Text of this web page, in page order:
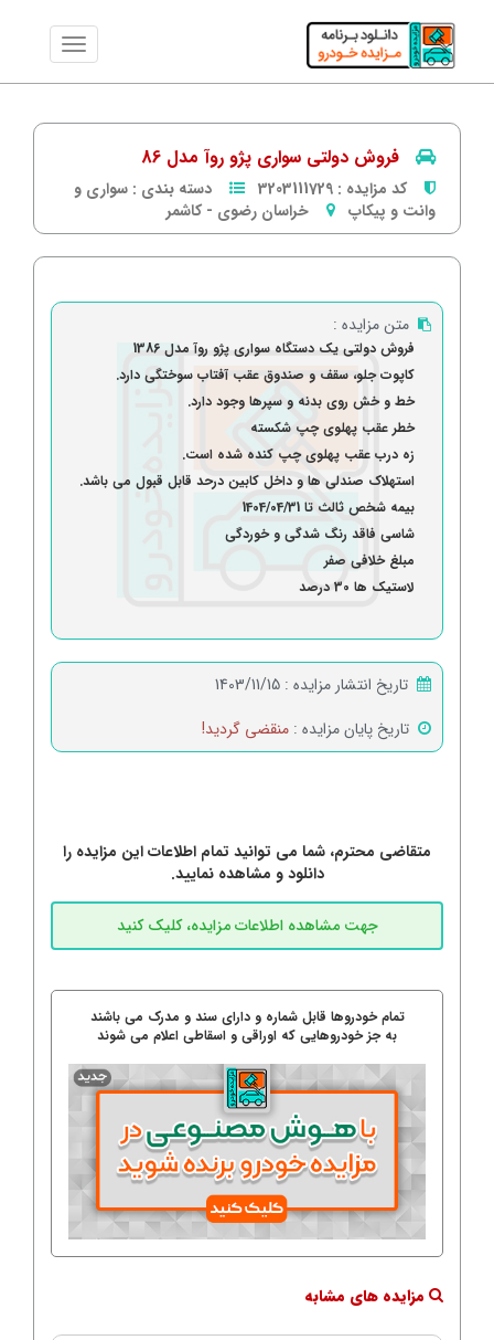
فروش دولتی سواری پژو روآ مدل 86
کد مزایده : 3203111729 دسته بندی : سواری و
وانت و پیکاپ
خراسان رضوی - كاشمر
متن مزایده :
فروش دولتی یک دستگاه سواری پژو روآ مدل 1386
کاپوت جلو، سقف و صندوق عقب آفتاب سوختگی دارد.
خط و خش روی بدنه و سپرها وجود دارد.
خطر عقب پهلوی چپ شکسته
زه درب عقب پهلوی چپ کنده شده است.
استهلاک صندلی ها و داخل کابین درحد قابل قبول می باشد.
بیمه شخص ثالث تا 1404/04/31
شاسی فاقد رنگ شدگی و خوردگی
مبلغ خلافی صفر
لاستیک ها 30 درصد
تاریخ انتشار مزایده : 1403/11/15
تاریخ پایان مزایده : منقضی گردید!
متقاضی محترم، شما می توانید تمام اطلاعات این مزایده را
دانلود و مشاهده نمایید.
تمام خودروها قابل شماره و دارای سند و مدرک می باشند
به جز خودروهایی که اوراقی و اسقاطی اعلام می شوند
مزایده های مشابه